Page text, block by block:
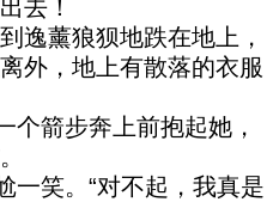
去！
薰狼狈地跌在地上，
外，地上有散落的衣服
箭步奔上前抱起她，
笑。“对不起，我真是